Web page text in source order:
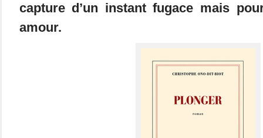
capture d’un instant fugace mais
amour.